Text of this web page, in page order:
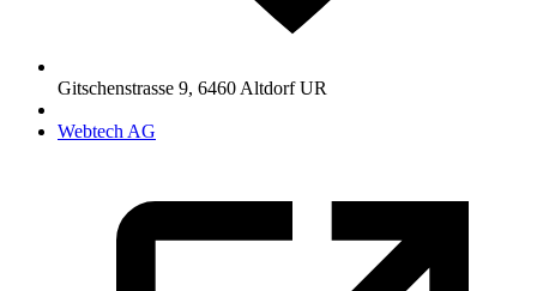
Gitschenstrasse 9, 6460 Altdorf UR
Webtech AG